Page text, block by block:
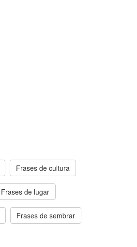
Frases de cultura
Frases de lugar
Frases de sembrar